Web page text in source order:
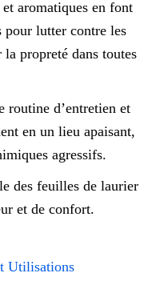
aromatiques en font
pour lutter contre les
propreté dans toutes
routine d’entretien et
en un lieu apaisant,
agressifs.
des feuilles de laurier
et de confort.
Utilisations